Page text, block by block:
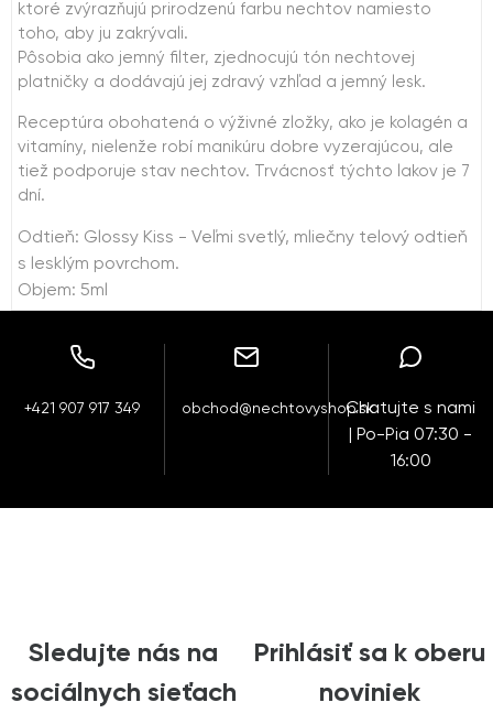
ktoré zvýrazňujú prirodzenú farbu nechtov namiesto
toho, aby ju zakrývali.
Pôsobia ako jemný filter, zjednocujú tón nechtovej
platničky a dodávajú jej zdravý vzhľad a jemný lesk.
Receptúra ​​obohatená o výživné zložky, ako je kolagén a
vitamíny, nielenže robí manikúru dobre vyzerajúcou, ale
tiež podporuje stav nechtov. Trvácnosť týchto lakov je 7
dní.
Odtieň: Glossy Kiss - Veľmi svetlý, mliečny telový odtieň
s lesklým povrchom.
Objem: 5ml
+421 907 917 349 obchod@nechtovyshop.skChatujte s nami
| Po-Pia 07:30 -
16:00
Sledujte nás na
sociálnych sieťach
Prihlásiť sa k oberu
noviniek